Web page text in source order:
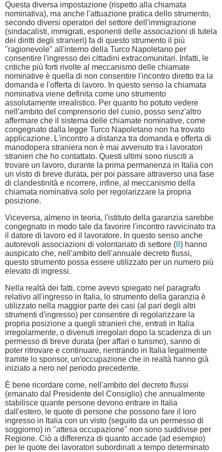
Questa diversa impostazione (rispetto alla chiamata
nominativa), ma anche l'attuazione pratica dello strumento,
secondo diversi operatori del settore dell'immigrazione
(sindacalisti, immigrati, esponenti delle associazioni di tutela
dei diritti degli stranieri) fa di questo strumento il più
"ragionevole" all'interno della Turco Napoletano per
consentire l'ingresso dei cittadini extracomunitari. Infatti, le
critiche più forti rivolte al meccanismo delle chiamate
nominative è quella di non consentire l'incontro diretto tra la
domanda e l'offerta di lavoro. In questo senso la chiamata
nominativa viene definita come uno strumento
assolutamente irrealistico. Per quanto ho potuto vedere
nell'ambito del comprensorio del cuoio, posso senz'altro
affermare che il sistema delle chiamate nominative, come
congegnato dalla legge Turco Napoletano non ha trovato
applicazione. L'incontro a distanza tra domanda e offerta di
manodopera straniera non è mai avvenuto tra i lavoratori
stranieri che ho contattato. Questi ultimi sono riusciti a
trovare un lavoro, durante la prima permanenza in Italia con
un visto di breve durata, per poi passare attraverso una fase
di clandestinità e ricorrere, infine, al meccanismo della
chiamata nominativa solo per regolarizzare la propria
posizione.
Viceversa, almeno in teoria, l'istituto della garanzia sarebbe
congegnato in modo tale da favorire l'incontro ravvicinato tra
il datore di lavoro ed il lavoratore. In questo senso anche
autorevoli associazioni di volontariato di settore (8) hanno
auspicato che, nell'ambito dell'annuale decreto flussi,
questo strumento possa essere utilizzato per un numero più
elevato di ingressi.
Nella realtà dei fatti, come avevo spiegato nel paragrafo
relativo all'ingresso in Italia, lo strumento della garanzia è
utilizzato nella maggior parte dei casi (al pari degli altri
strumenti d'ingresso) per consentire di regolarizzare la
propria posizione a quegli stranieri che, entrati in Italia
irregolarmente, o divenuti irregolari dopo la scadenza di un
permesso di breve durata (per affari o turismo), sanno di
poter ritrovare e continuare, rientrando in Italia legalmente
tramite lo sponsor, un'occupazione che in realtà hanno già
iniziato a nero nel periodo precedente.
È bene ricordare come, nell'ambito del decreto flussi
(emanato dal Presidente del Consiglio) che annualmente
stabilisce quante persone devono entrare in Italia
dall'estero, le quote di persone che possono fare il loro
ingresso in Italia con un visto (seguito da un permesso di
soggiorno) in "attesa occupazione" non sono suddivise per
Regione. Ciò a differenza di quanto accade (ad esempio)
per le quote dei lavoratori subordinati a tempo determinato